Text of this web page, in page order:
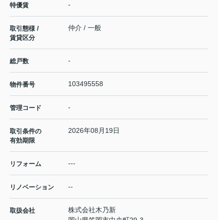
特優賃 -
取引態様 /
賃貸区分
仲介 / 一般
総戸数 -
物件番号 103495558
管理コード -
取引条件の
有効期限
2026年08月19日
リフォーム ---
リノベーション --
取扱会社
株式会社木乃新